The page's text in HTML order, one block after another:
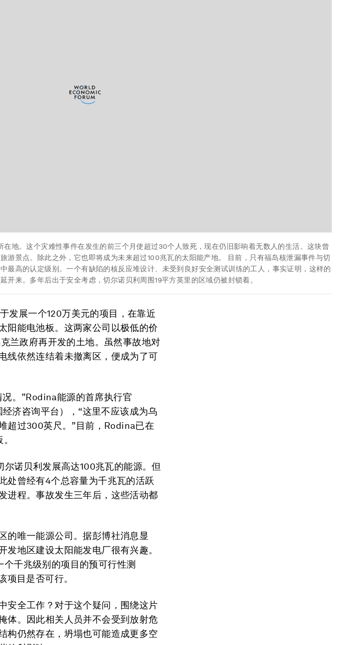
在地。这个灾难性事件在发生的前三个月使超过30个人致死，现在仍旧影响着无数人的生活。这块曾
游景点。除此之外，它也即将成为未来超过100兆瓦的太阳能产地。 目前，只有福岛核泄漏事件与切
最高的认定级别。一个有缺陷的核反应堆设计、未受到良好安全测试训练的工人，事实证明，这样的
开来。多年后出于安全考虑，切尔诺贝利周围19平方英里的区域仍被封锁着。
发展一个120万美元的项目，在靠近
阳能电池板。这两家公司以极低的价
兰政府再开发的土地。虽然事故地对
线依然连结着未撤离区，便成为了可
。”Rodina能源的首席执行官
济咨询平台），“这里不应该成为乌
超过300英尺。”目前，Rodina已在
诺贝利发展高达100兆瓦的能源。但
处曾经有4个总容量为千兆瓦的活跃
进程。事故发生三年后，这些活动都
的唯一能源公司。据彭博社消息显
地区建设太阳能发电厂很有兴趣。
千兆级别的项目的预可行性测
项目是否可行。
安全工作？对于这个疑问，围绕这片
体。因此相关人员并不会受到放射危
构仍然存在，坍塌也可能造成更多空